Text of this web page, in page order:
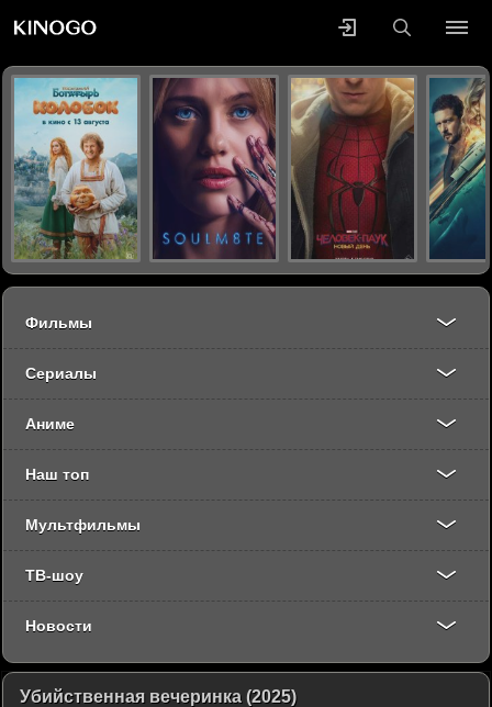
Убийственная вечеринка (2025)
Фильмы
Сериалы
Аниме
Наш топ
Мультфильмы
ТВ-шоу
Новости